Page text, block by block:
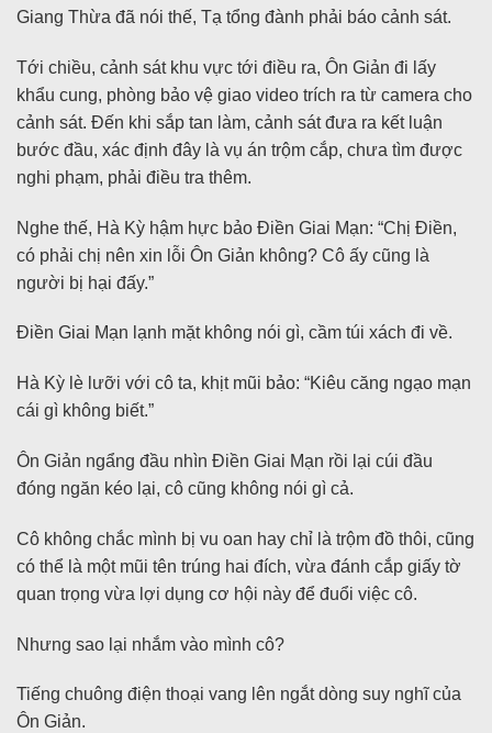
Giang Thừa đã nói thế, Tạ tổng đành phải báo cảnh sát.
Tới chiều, cảnh sát khu vực tới điều ra, Ôn Giản đi lấy
khẩu cung, phòng bảo vệ giao video trích ra từ camera cho
cảnh sát. Đến khi sắp tan làm, cảnh sát đưa ra kết luận
bước đầu, xác định đây là vụ án trộm cắp, chưa tìm được
nghi phạm, phải điều tra thêm.
Nghe thế, Hà Kỳ hậm hực bảo Điền Giai Mạn: “Chị Điền,
có phải chị nên xin lỗi Ôn Giản không? Cô ấy cũng là
người bị hại đấy.”
Điền Giai Mạn lạnh mặt không nói gì, cầm túi xách đi về.
Hà Kỳ lè lưỡi với cô ta, khịt mũi bảo: “Kiêu căng ngạo mạn
cái gì không biết.”
Ôn Giản ngẩng đầu nhìn Điền Giai Mạn rồi lại cúi đầu
đóng ngăn kéo lại, cô cũng không nói gì cả.
Cô không chắc mình bị vu oan hay chỉ là trộm đồ thôi, cũng
có thể là một mũi tên trúng hai đích, vừa đánh cắp giấy tờ
quan trọng vừa lợi dụng cơ hội này để đuổi việc cô.
Nhưng sao lại nhắm vào mình cô?
Tiếng chuông điện thoại vang lên ngắt dòng suy nghĩ của
Ôn Giản.